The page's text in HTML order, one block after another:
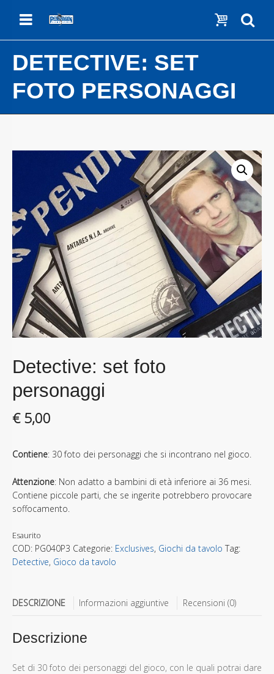
Show
Menu
DETECTIVE: SET
FOTO PERSONAGGI
Detective: set foto
personaggi
€5,00
Contiene: 30 foto dei personaggi che si incontrano nel gioco.
Attenzione: Non adatto a bambini di età inferiore ai 36 mesi.
Contiene piccole parti, che se ingerite potrebbero provocare
soffocamento.
Esaurito
COD: PG040P3 Categorie: Exclusives, Giochi da tavolo Tag:
Detective, Gioco da tavolo
DESCRIZIONE Informazioni aggiuntive Recensioni (0)
Descrizione
Set di 30 foto dei personaggi del gioco, con le quali potrai dare